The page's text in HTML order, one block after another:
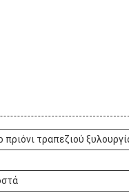
πριόνι τραπεζιού